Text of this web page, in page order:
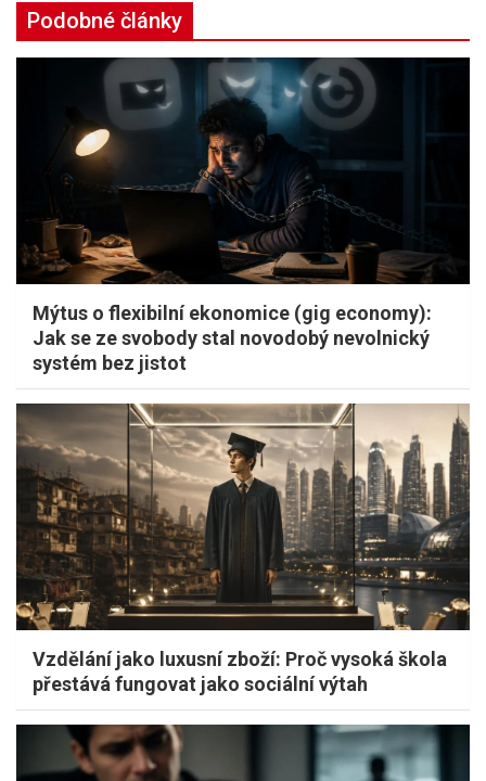
Podobné články
Mýtus o flexibilní ekonomice (gig economy):
Jak se ze svobody stal novodobý nevolnický
systém bez jistot
Vzdělání jako luxusní zboží: Proč vysoká škola
přestává fungovat jako sociální výtah